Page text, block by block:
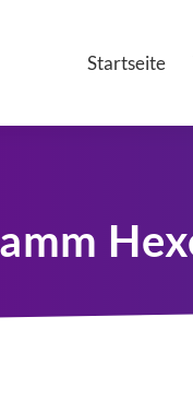
Startseite